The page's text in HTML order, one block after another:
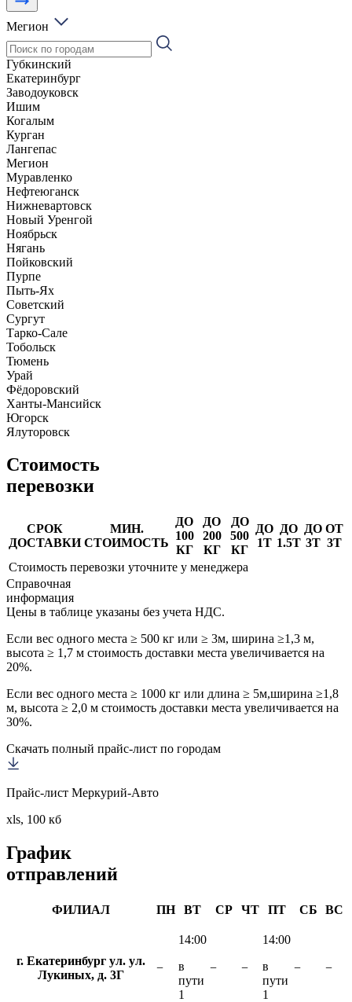
Мегион
Губкинский
Екатеринбург
Заводоуковск
Ишим
Когалым
Курган
Лангепас
Мегион
Муравленко
Нефтеюганск
Нижневартовск
Новый Уренгой
Ноябрьск
Нягань
Пойковский
Пурпе
Пыть-Ях
Советский
Сургут
Тарко-Сале
Тобольск
Тюмень
Урай
Фёдоровский
Ханты-Мансийск
Югорск
Ялуторовск
Стоимость
перевозки
СРОК
ДОСТАВКИ
МИН.
СТОИМОСТЬ
ДО
100
КГ
ДО
200
КГ
ДО
500
КГ
ДО
1Т
ДО
1.5Т
ДО
3Т
ОТ
3Т
Стоимость перевозки уточните у менеджера
Справочная
информация
Цены в таблице указаны без учета НДС.
Если вес одного места ≥ 500 кг или ≥ 3м, ширина ≥1,3 м,
высота ≥ 1,7 м стоимость доставки места увеличивается на
20%.
Если вес одного места ≥ 1000 кг или длина ≥ 5м,ширина ≥1,8
м, высота ≥ 2,0 м стоимость доставки места увеличивается на
30%.
Скачать полный прайс-лист по городам
Прайс-лист Меркурий-Авто
xls, 100 кб
График
отправлений
ФИЛИАЛ ПН ВТ СР ЧТ ПТ СБ ВС
г. Екатеринбург ул. ул.
Лукиных, д. 3Г
−
14:00
в
пути
1
− −
14:00
в
пути
1
− −